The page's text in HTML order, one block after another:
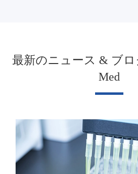
最新のニュース & ブロ
Med